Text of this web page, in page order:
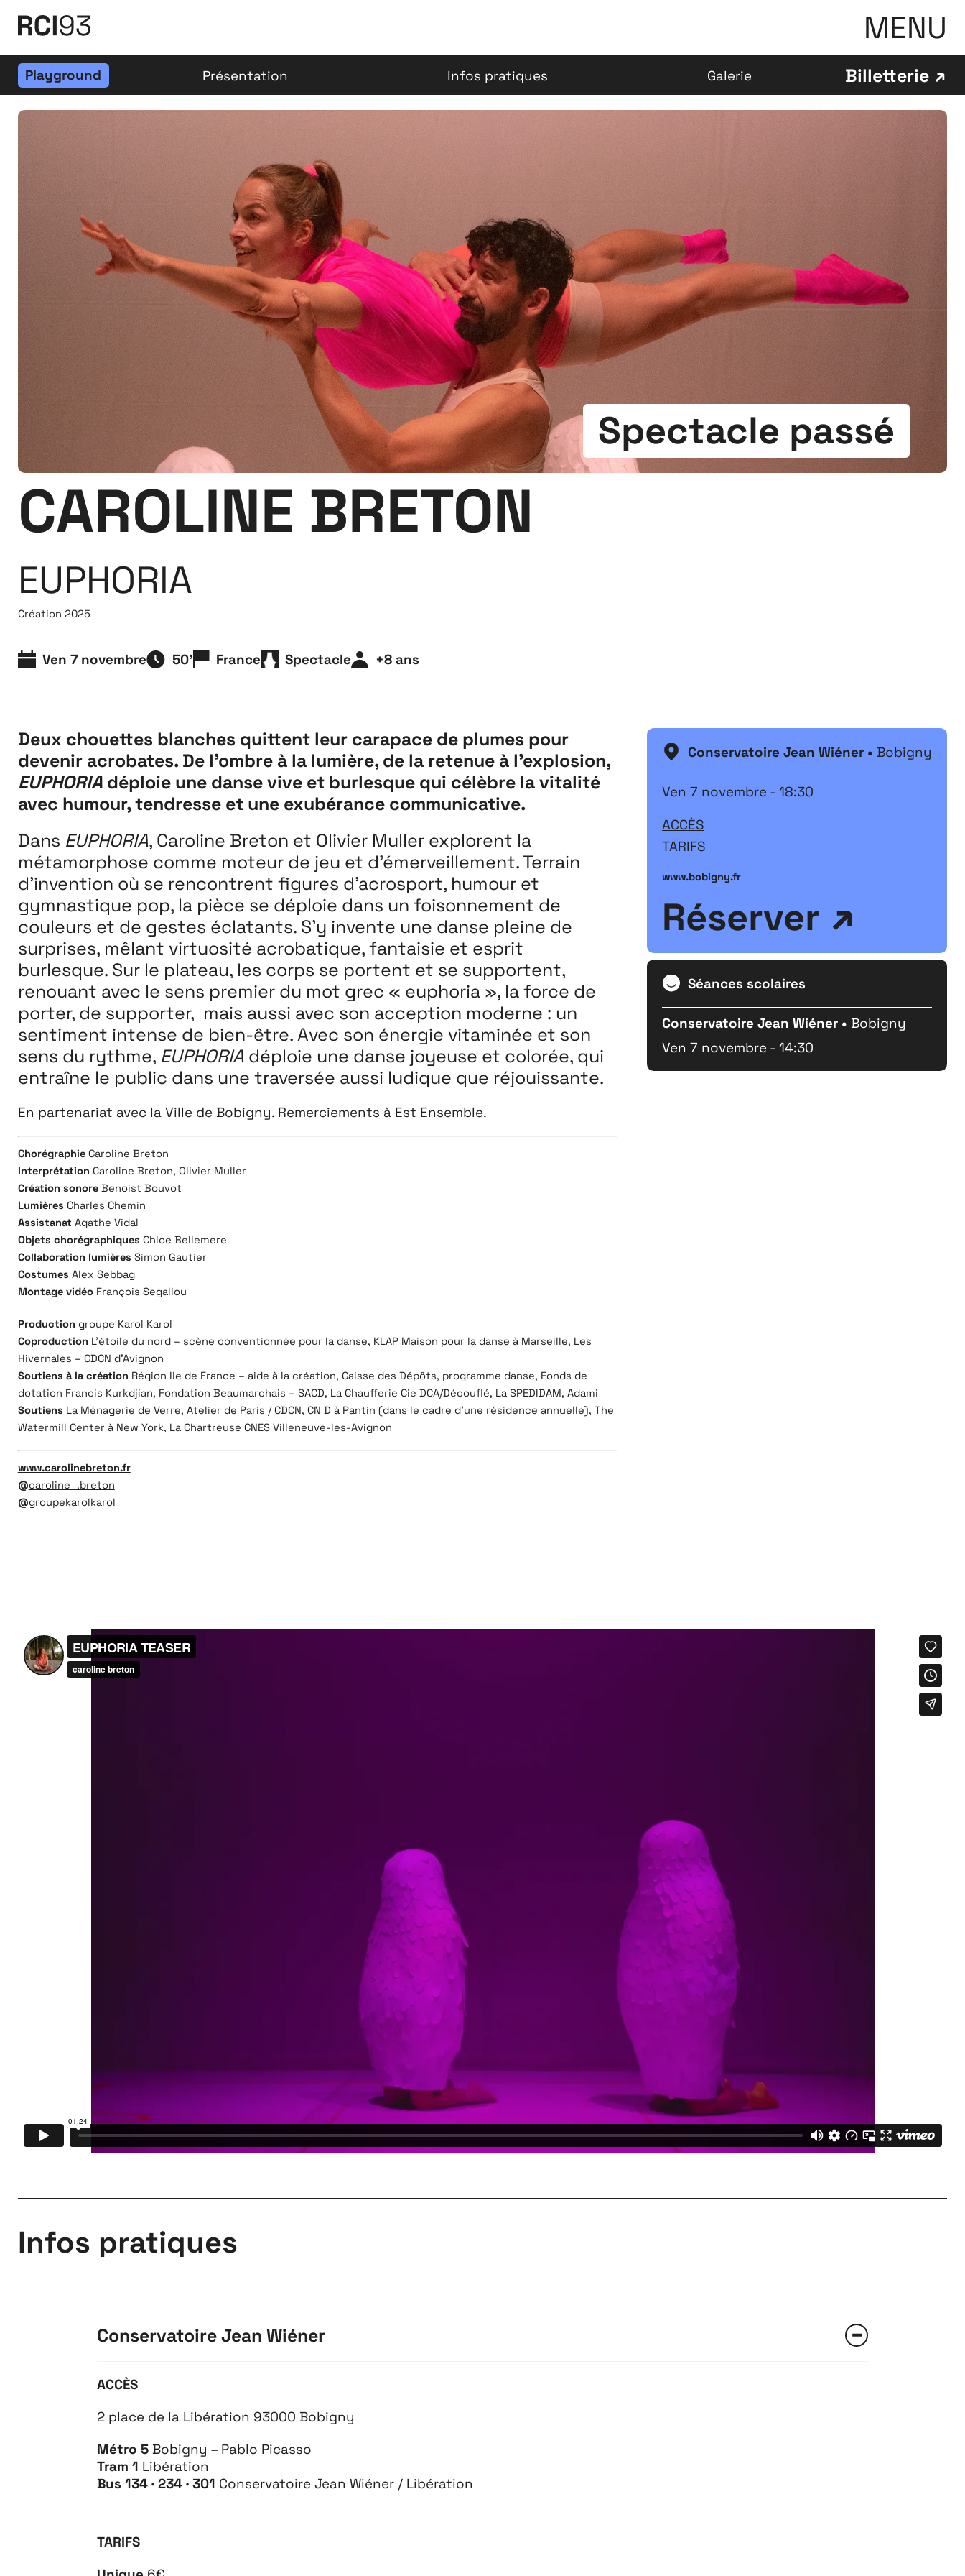
MENU
Extensions Playground
Projets Recrutement
Playground Présentation Infos pratiques Galerie Billetterie
Spectacle passé
CAROLINE BRETON
EUPHORIA
Création 2025
Ven 7 novembre 50' France Spectacle +8 ans
Deux chouettes blanches quittent leur carapace de plumes pour
devenir acrobates. De l’ombre à la lumière, de la retenue à l’explosion,
EUPHORIAdéploie une danse vive et burlesque qui célèbre la vitalité
avec humour, tendresse et une exubérance communicative.
Dans EUPHORIA, Caroline Breton et Olivier Muller explorent la
métamorphose comme moteur de jeu et d’émerveillement. Terrain
d’invention où se rencontrent figures d’acrosport, humour et
gymnastique pop, la pièce se déploie dans un foisonnement de
couleurs et de gestes éclatants. S’y invente une danse pleine de
surprises, mêlant virtuosité acrobatique, fantaisie et esprit
burlesque. Sur le plateau, les corps se portent et se supportent,
renouant avec le sens premier du mot grec « euphoria », la force de
porter, de supporter, mais aussi avec son acception moderne : un
sentiment intense de bien-être. Avec son énergie vitaminée et son
sens du rythme, EUPHORIAdéploie une danse joyeuse et colorée, qui
entraîne le public dans une traversée aussi ludique que réjouissante.
En partenariat avec la Ville de Bobigny. Remerciements à Est Ensemble.
ChorégraphieCaroline Breton
Interprétation Caroline Breton, Olivier Muller
Création sonoreBenoist Bouvot
Lumières Charles Chemin
Assistanat Agathe Vidal
Objets chorégraphiques Chloe Bellemere
Collaboration lumières Simon Gautier
Costumes Alex Sebbag
Montage vidéoFrançois Segallou
Production groupe Karol Karol
Coproduction L’étoile du nord – scène conventionnée pour la danse, KLAP Maison pour la danse à Marseille, Les
Hivernales – CDCN d’Avignon
Soutiens à la création Région Ile de France – aide à la création, Caisse des Dépôts, programme danse, Fonds de
dotation Francis Kurkdjian, Fondation Beaumarchais – SACD, La Chaufferie Cie DCA/Découflé, La SPEDIDAM, Adami
Soutiens La Ménagerie de Verre, Atelier de Paris / CDCN, CN D à Pantin (dans le cadre d’une résidence annuelle), The
Watermill Center à New York, La Chartreuse CNES Villeneuve-les-Avignon
www.carolinebreton.fr
@caroline_.breton
@groupekarolkarol
Conservatoire Jean Wiéner • Bobigny
Ven 7 novembre - 18:30
ACCÈS
TARIFS
www.bobigny.fr
Réserver
Séances scolaires
Conservatoire Jean Wiéner •Bobigny
Ven 7 novembre - 14:30
Infos pratiques
Conservatoire Jean Wiéner
ACCÈS
2 place de la Libération 93000 Bobigny
Métro 5Bobigny – Pablo Picasso
Tram 1 Libération
Bus 134 · 234 · 301 Conservatoire Jean Wiéner / Libération
TARIFS